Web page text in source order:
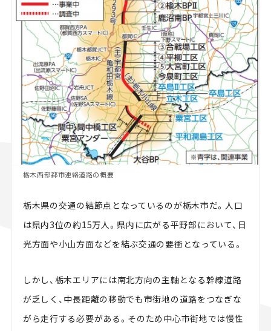
栃木西部都市連絡道路の概要
栃木県の交通の結節点となっているのが栃木市だ。人口
は県内3位の約15万人。県内に広がる平野部において、日
光方面や小山方面などを結ぶ交通の要衝となっている。
しかし、栃木エリアには南北方向の主軸となる幹線道路
が乏しく、中長距離の移動でも市街地の道路をつなぎな
がら走行する必要がある。そのため中心市街地では慢性